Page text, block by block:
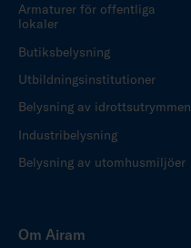
Armaturer för offentliga
lokaler
Butiksbelysning
Utbildningsinstitutioner
Belysning av idrottsutrymmen
Industribelysning
Belysning av utomhusmiljöer
Om Airam